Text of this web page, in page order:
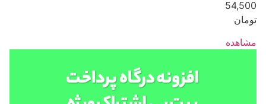
54,500
تومان
مشاهده